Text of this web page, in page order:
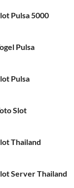
Pulsa 5000
Pulsa
Pulsa
Slot
Thailand
Server Thailand